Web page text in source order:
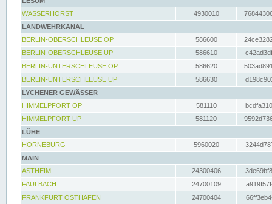
WASSERHORST
4930010
LANDWEHRKANAL
BERLIN-OBERSCHLEUSE OP
586600
BERLIN-OBERSCHLEUSE UP
586610
BERLIN-UNTERSCHLEUSE OP
586620
BERLIN-UNTERSCHLEUSE UP
586630
LYCHENER GEWÄSSER
HIMMELPFORT OP
581110
HIMMELPFORT UP
581120
LÜHE
HORNEBURG
5960020
MAIN
ASTHEIM
24300406
FAULBACH
24700109
FRANKFURT OSTHAFEN
24700404